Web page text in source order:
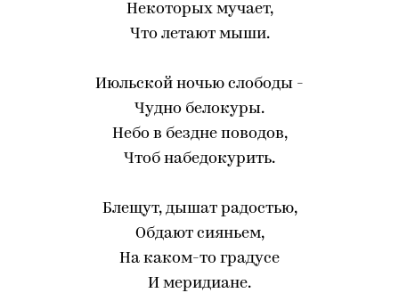
Некоторых мучает,
Что летают мыши.
Июльской ночью слободы -
Чудно белокуры.
Небо в бездне поводов,
Чтоб набедокурить.
Блещут, дышат радостью,
Обдают сияньем,
На каком-то градусе
И меридиане.